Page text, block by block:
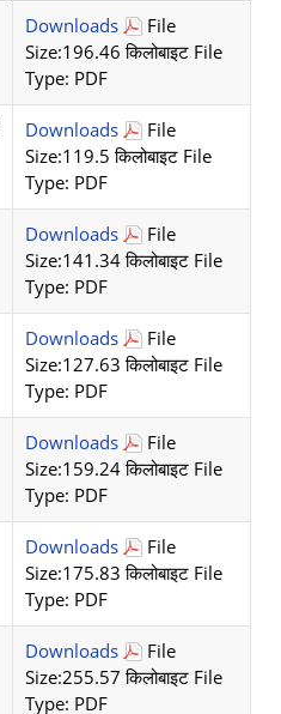
Downloads
File
Size:196.46 किलोबाइट File
Type: PDF
Downloads
File
Size:119.5 किलोबाइट File
Type: PDF
Downloads
File
Size:141.34 किलोबाइट File
Type: PDF
Downloads
File
Size:127.63 किलोबाइट File
Type: PDF
Downloads
File
Size:159.24 किलोबाइट File
Type: PDF
Downloads
File
Size:175.83 किलोबाइट File
Type: PDF
Downloads
File
Size:255.57 किलोबाइट File
Type: PDF